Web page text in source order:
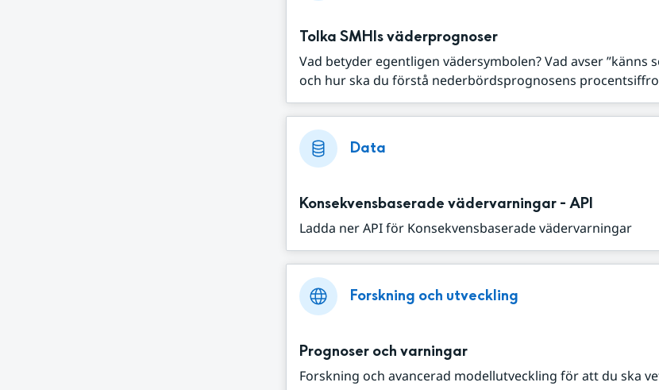
Tolka SMHIs väderprognoser
Vad betyder egentligen vädersymbolen? Vad avser ”känns
och hur ska du förstå nederbördsprognosens
Data
Konsekvensbaserade vädervarningar - API
Ladda ner API för Konsekvensbaserade vädervarningar
Forskning och utveckling
Prognoser och varningar
Forskning och avancerad modellutveckling för att du ska